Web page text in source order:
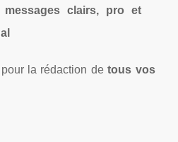
messages clairs, pro et
la rédaction detous vos